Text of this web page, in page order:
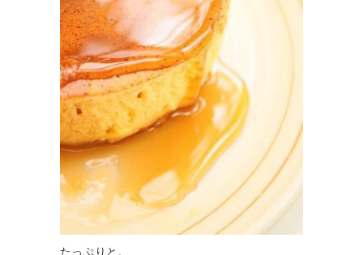
たっぷりと。